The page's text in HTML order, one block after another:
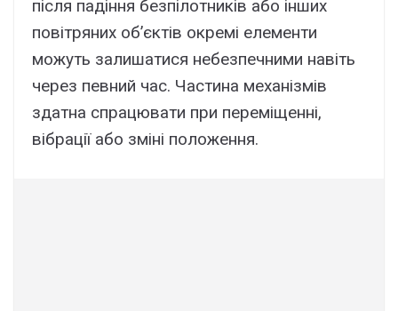
після падіння безпілотників або інших
повітряних об’єктів окремі елементи
можуть залишатися небезпечними навіть
через певний час. Частина механізмів
здатна спрацювати при переміщенні,
вібрації або зміні положення.